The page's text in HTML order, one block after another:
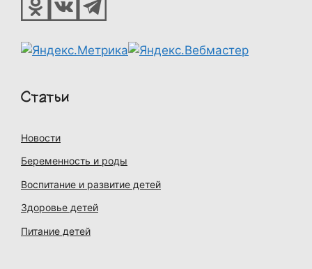
Статьи
Новости
Беременность и роды
Воспитание и развитие детей
Здоровье детей
Питание детей